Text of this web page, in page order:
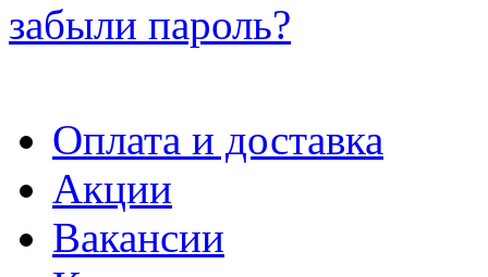
забыли пароль?
Оплата и доставка
Акции
Вакансии